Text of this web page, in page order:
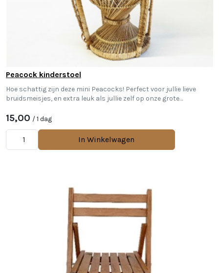
Peacock kinderstoel
Hoe schattig zijn deze mini Peacocks! Perfect voor jullie lieve
bruidsmeisjes, en extra leuk als jullie zelf op onze grote
15,00 / 1 dag
In Winkelwagen